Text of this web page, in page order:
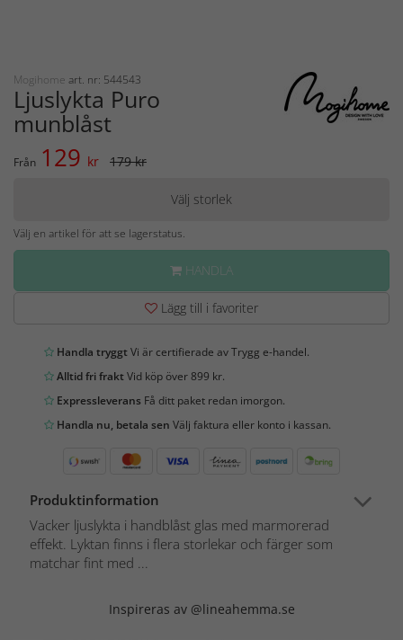
Mogihome art. nr: 544543
Ljuslykta Puro
munblåst
Från 129 kr 179 kr
Välj storlek
Välj en artikel för att se lagerstatus.
HANDLA
Lägg till i favoriter
Handla tryggtVi är certifierade av Trygg e-handel.
Alltid fri fraktVid köp över 899 kr.
Expressleverans Få ditt paket redan imorgon.
Handla nu, betala sen Välj faktura eller konto i kassan.
Produktinformation
Vacker ljuslykta i handblåst glas med marmorerad
effekt. Lyktan finns i flera storlekar och färger som
matchar fint med ...
Inspireras av @lineahemma.se